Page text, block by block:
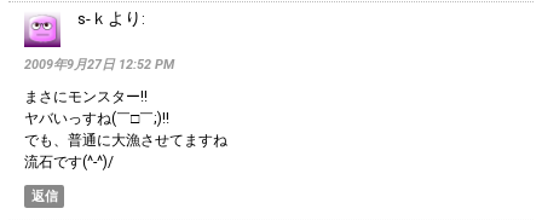
s-ｋ より:
2009年9月27日 12:52 PM
まさにモンスター!!
ヤバいっすね(￣□￣;)!!
でも、普通に大漁させてますね
流石です(^-^)/
返信